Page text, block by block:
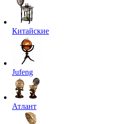
Китайские
Jufeng
Атлант